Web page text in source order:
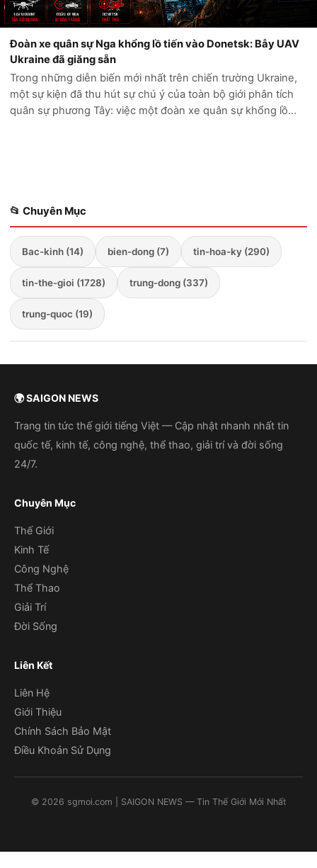
Đoàn xe quân sự Nga khổng lồ tiến vào Donetsk: Bẫy UAV
Ukraine đã giăng sẵn
Trong những diễn biến mới nhất trên chiến trường Ukraine,
một sự kiện đã thu hút sự chú ý của toàn bộ giới phân tích
quân sự phương Tây: việc một đoàn xe quân sự khổng lồ
📂 Chuyên Mục
Bac-kinh (14) bien-dong (7) tin-hoa-ky (290)
tin-the-gioi (1728) trung-dong (337)
trung-quoc (19)
🌍 SAIGON NEWS
Trang tin tức thế giới tiếng Việt — Cập nhật nhanh nhất tin
quốc tế, kinh tế, công nghệ, thể thao, giải trí và đời sống
24/7.
Chuyên Mục
Thế Giới
Kinh Tế
Công Nghệ
Thể Thao
Giải Trí
Đời Sống
Liên Kết
Liên Hệ
Giới Thiệu
Chính Sách Bảo Mật
Điều Khoản Sử Dụng
© 2026 sgmoi.com | SAIGON NEWS — Tin Thế Giới Mới Nhất